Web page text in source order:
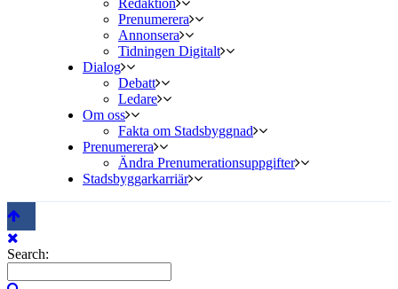
Redaktion
Prenumerera
Annonsera
Tidningen Digitalt
Dialog
Debatt
Ledare
Om oss
Fakta om Stadsbyggnad
Prenumerera
Ändra Prenumerationsuppgifter
Stadsbyggarkarriär
Search: